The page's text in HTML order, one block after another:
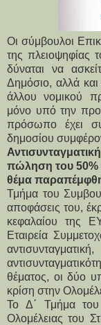
Οι σύμβουλοι
της πλειοψηφίας
δύναται να
Δημόσιο, αλλά
άλλου νομικού
μόνο υπό την
πρόσωπο έχει
δημοσίου
πώληση του 50%
θέμα
Τμήμα του
αποφάσεις του,
κεφαλαίου της
Εταιρεία
θέματος, οι δύο
κρίση στην
Το Δ΄ Τμήμα του
Ολομέλειας του